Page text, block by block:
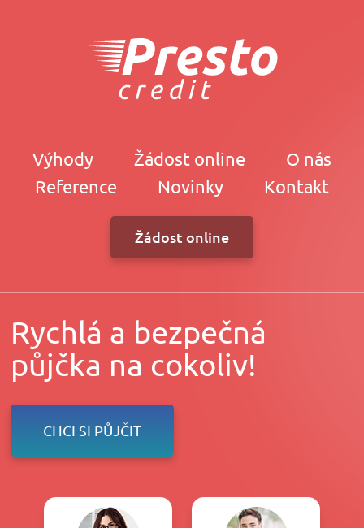
Výhody Žádost online
O nás
Reference
Novinky Kontakt
Žádost online
Rychlá a bezpečná
půjčka na cokoliv!
CHCI SI PŮJČIT